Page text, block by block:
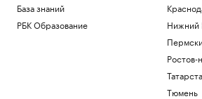
База знаний
РБК Образование
Нижний
Ростов-
Тюмень